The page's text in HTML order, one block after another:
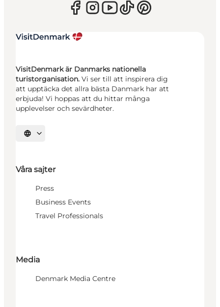
VisitDenmark är Danmarks nationella
turistorganisation. Vi ser till att inspirera dig
att upptäcka det allra bästa Danmark har att
erbjuda! Vi hoppas att du hittar många
upplevelser och sevärdheter.
Välj språk
Våra sajter
Press
Business Events
Travel Professionals
Media
Denmark Media Centre